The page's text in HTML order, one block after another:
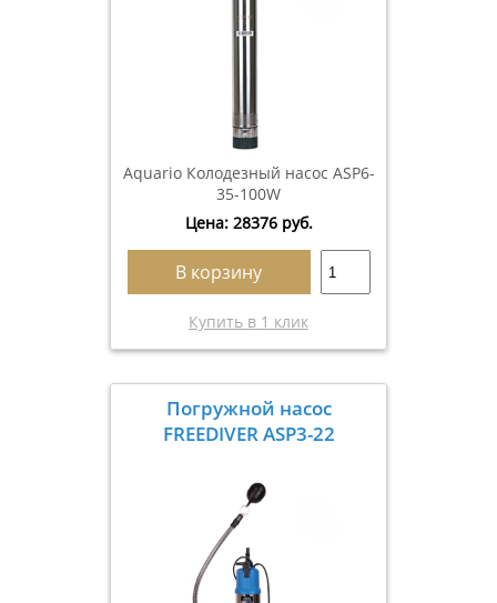
Aquario Колодезный насос ASP6-
35-100W
Цена: 28376 руб.
В корзину
Купить в 1 клик
Погружной насос
FREEDIVER ASP3-22